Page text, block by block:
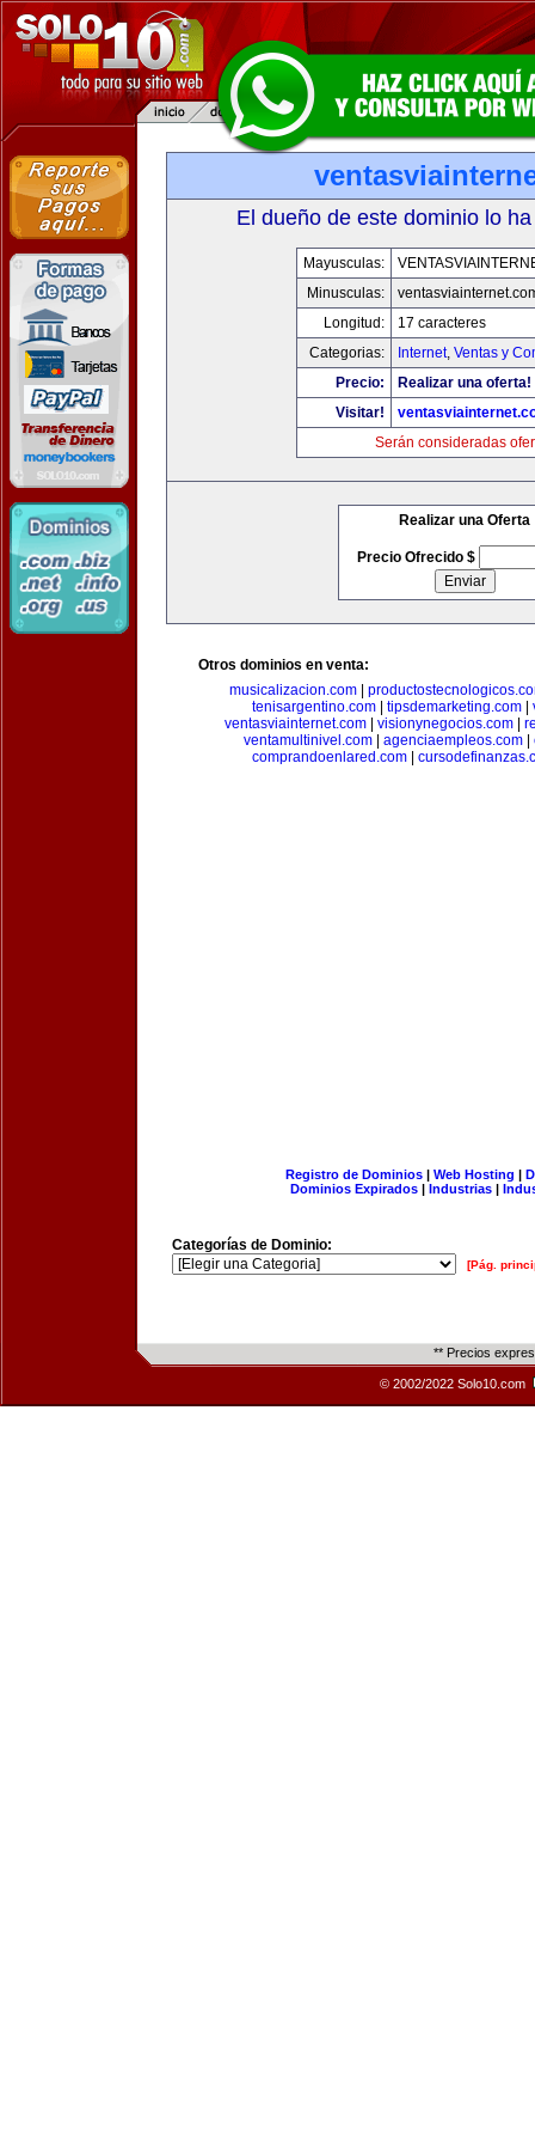
El dueño de este dominio lo
Mayusculas:
Minusculas:
Longitud:
17 caracteres
Categorias:
Internet, Ventas y
Precio:
Realizar una oferta!
Visitar!
Serán consideradas
Realizar una Oferta
Precio Ofrecido $
Otros dominios en venta:
musicalizacion.com|
tenisargentino.com
tipsdemarketing.com
ventasviainternet.com
visionynegocios.com
ventamultinivel.com| agenciaempleos.com|
comprandoenlared.com|
Registro de Dominios| Web Hosting |
Dominios Expirados | Industrias |
Categorías de Dominio:
[Pág.
** Precios
© 2002/2022 Solo10.com